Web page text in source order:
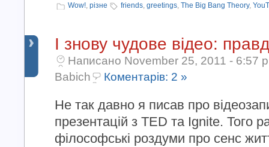
Wow!, різне friends, greetings, The Big Bang Theory,
І знову чудове відео:
Написано November 25, 2011 - 6:57
Babich
Коментарів: 2 »
Не так давно я писав про
презентацій з TED та Ignite. Того
філософські роздуми про сенс